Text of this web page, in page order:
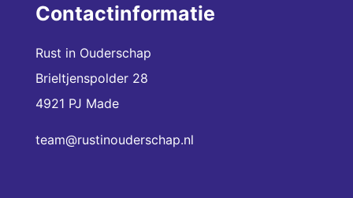
Contactinformatie
Rust in Ouderschap
Brieltjenspolder 28
4921 PJ Made
team@rustinouderschap.nl